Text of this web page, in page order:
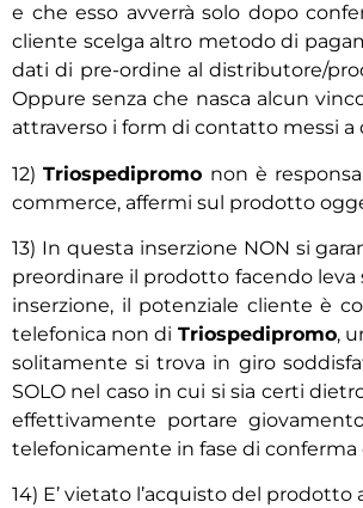
e che esso avverrà solo dopo
cliente scelga altro metodo di
dati di pre-ordine al distributore/
Oppure senza che nasca alcun
attraverso i form di contatto messi
12) Triospedipromo non è
commerce, affermi sul prodotto
13) In questa inserzione NON si
preordinare il prodotto facendo
inserzione, il potenziale cliente è
telefonica non di Triospedipromo,
solitamente si trova in giro
SOLO nel caso in cui si sia certi
effettivamente portare
telefonicamente in fase di
14) E’ vietato l’acquisto del